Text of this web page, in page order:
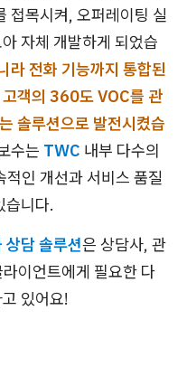
접목시켜, 오퍼레이팅 실
자체 개발하게 되었습
라 전화 기능까지 통합된
객의 360도 VOC를 관
솔루션으로 발전시켰습
수는 TWC 내부 다수의
인 개선과 서비스 품질
습니다.
담 솔루션은 상담사, 관
이언트에게 필요한 다
있어요!